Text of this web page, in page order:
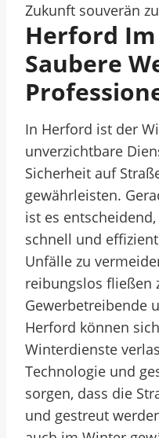
Zukunft souverän
Herford
Saubere
In Herford ist der
unverzichtbare
Sicherheit auf
gewährleisten.
ist es
schnell und
Unfälle zu
reibungslos fließen
Gewerbetreibende
Herford können
Winterdienste
Technologie und
sorgen, dass die
und gestreut